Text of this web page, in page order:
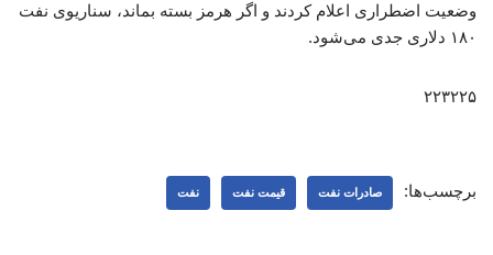
وضعیت اضطراری اعلام کردند و اگر هرمز بسته بماند، سناریوی نفت
۱۸۰ دلاری جدی می‌شود.
۲۲۳۲۲۵
برچسب‌ها: صادرات نفت قیمت نفت نفت